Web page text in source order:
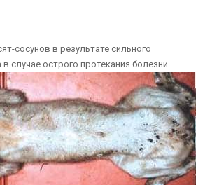
сосунов в результате сильного
случае острого протекания болезни.